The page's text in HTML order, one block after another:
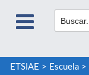
ETSIAE > Escuela>